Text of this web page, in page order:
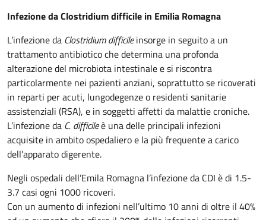
Infezione da Clostridium difficile in Emilia Romagna
L’infezione da Clostridium difficileinsorge in seguito a un
trattamento antibiotico che determina una profonda
alterazione del microbiota intestinale e si riscontra
particolarmente nei pazienti anziani, soprattutto se ricoverati
in reparti per acuti, lungodegenze o residenti sanitarie
assistenziali (RSA), e in soggetti affetti da malattie croniche.
L’infezione da C. difficileè una delle principali infezioni
acquisite in ambito ospedaliero e la più frequente a carico
dell’apparato digerente.
Negli ospedali dell’Emila Romagna l’infezione da CDI è di 1.5-
3.7 casi ogni 1000 ricoveri.
Con un aumento di infezioni nell’ultimo 10 anni di oltre il 40%